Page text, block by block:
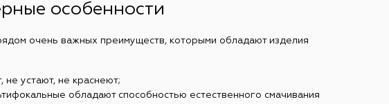
особенности
очень важных преимуществ, которыми обладают изделия
не устают, не краснеют;
обладают способностью естественного смачивания